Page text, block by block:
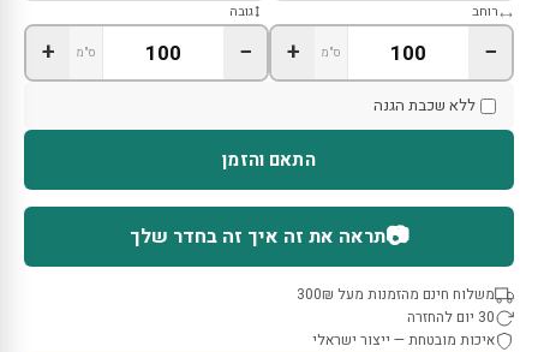
רוחב
− ס"מ +
גובה
− ס"מ +
ללא שכבת הגנה
התאם והזמן
📷תראה את זה איך זה בחדר שלך
משלוח חינם מהזמנות מעל 300₪
30 יום להחזרה
איכות מובטחת — ייצור ישראלי